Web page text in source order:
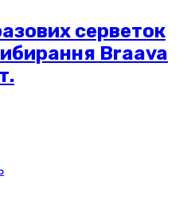
серветок
Braava